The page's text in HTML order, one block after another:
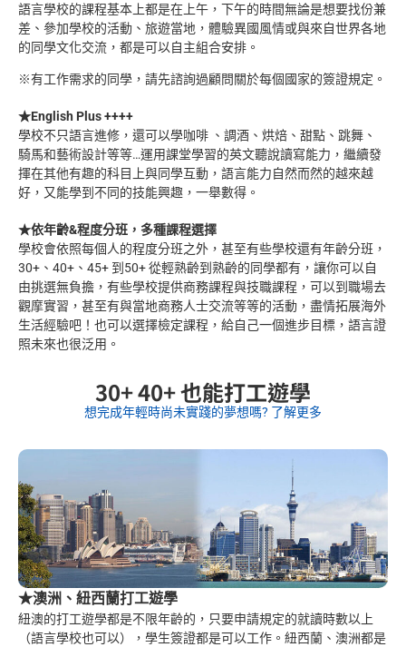
語言學校的課程基本上都是在上午，下午的時間無論是想要找份兼
差、參加學校的活動、旅遊當地，體驗異國風情或與來自世界各地
的同學文化交流，都是可以自主組合安排。
※有工作需求的同學，請先諮詢過顧問關於每個國家的簽證規定。
★English Plus ++++
學校不只語言進修，還可以學咖啡 、調酒、烘焙、甜點、跳舞、
騎馬和藝術設計等等…運用課堂學習的英文聽說讀寫能力，繼續發
揮在其他有趣的科目上與同學互動，語言能力自然而然的越來越
好，又能學到不同的技能興趣，一舉數得。
★依年齡&程度分班，多種課程選擇
學校會依照每個人的程度分班之外，甚至有些學校還有年齡分班，
30+、40+、45+ 到50+ 從輕熟齡到熟齡的同學都有，讓你可以自
由挑選無負擔，有些學校提供商務課程與技職課程，可以到職場去
觀摩實習，甚至有與當地商務人士交流等等的活動，盡情拓展海外
生活經驗吧！也可以選擇檢定課程，給自己一個進步目標，語言證
照未來也很泛用。
30+ 40+ 也能打工遊學
想完成年輕時尚未實踐的夢想嗎? 了解更多
★澳洲、紐西蘭打工遊學
紐澳的打工遊學都是不限年齡的，只要申請規定的就讀時數以上
（語言學校也可以），學生簽證都是可以工作。紐西蘭、澳洲都是